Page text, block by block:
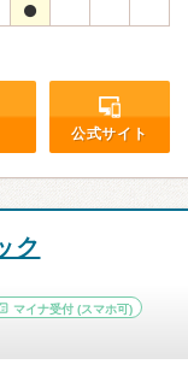
公式サイト
ク
マイナ受付 (スマホ可)